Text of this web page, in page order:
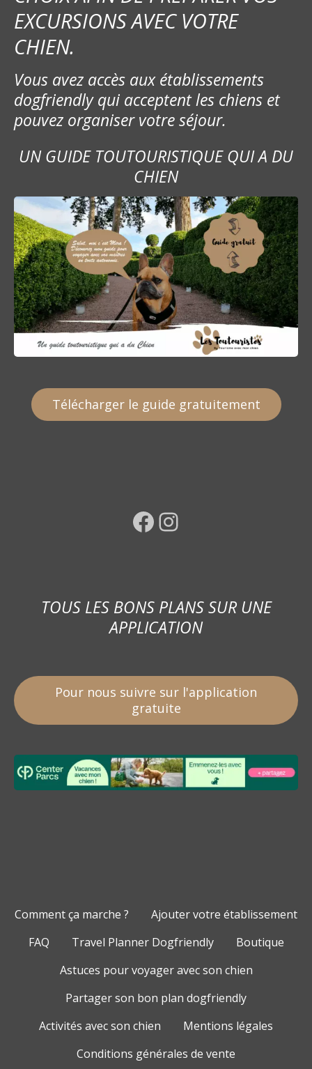
EXCURSIONS AVEC VOTRE
CHIEN.
Vous avez accès aux établissements
dogfriendly qui acceptent les chiens et
pouvez organiser votre séjour.
UN GUIDE TOUTOURISTIQUE QUI A DU
CHIEN
Télécharger le guide gratuitement
Facebook Instagram
TOUS LES BONS PLANS SUR UNE
APPLICATION
Pour nous suivre sur l'application
gratuite
Comment ça marche ?
Ajouter votre établissement
FAQ
Travel Planner Dogfriendly
Boutique
Astuces pour voyager avec son chien
Partager son bon plan dogfriendly
Activités avec son chien
Mentions légales
Conditions générales de vente